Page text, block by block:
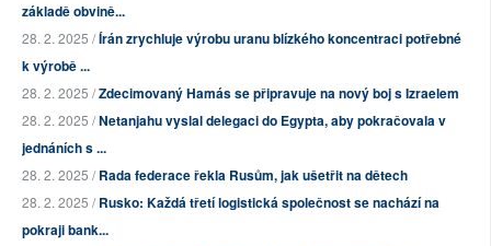
základě obvině...
28. 2. 2025 /Írán zrychluje výrobu uranu blízkého koncentraci potřebné
k výrobě ...
28. 2. 2025 /Zdecimovaný Hamás se připravuje na nový boj s Izraelem
28. 2. 2025 /Netanjahu vyslal delegaci do Egypta, aby pokračovala v
jednáních s ...
28. 2. 2025 /Rada federace řekla Rusům, jak ušetřit na dětech
28. 2. 2025 /Rusko: Každá třetí logistická společnost se nachází na
pokraji bank...